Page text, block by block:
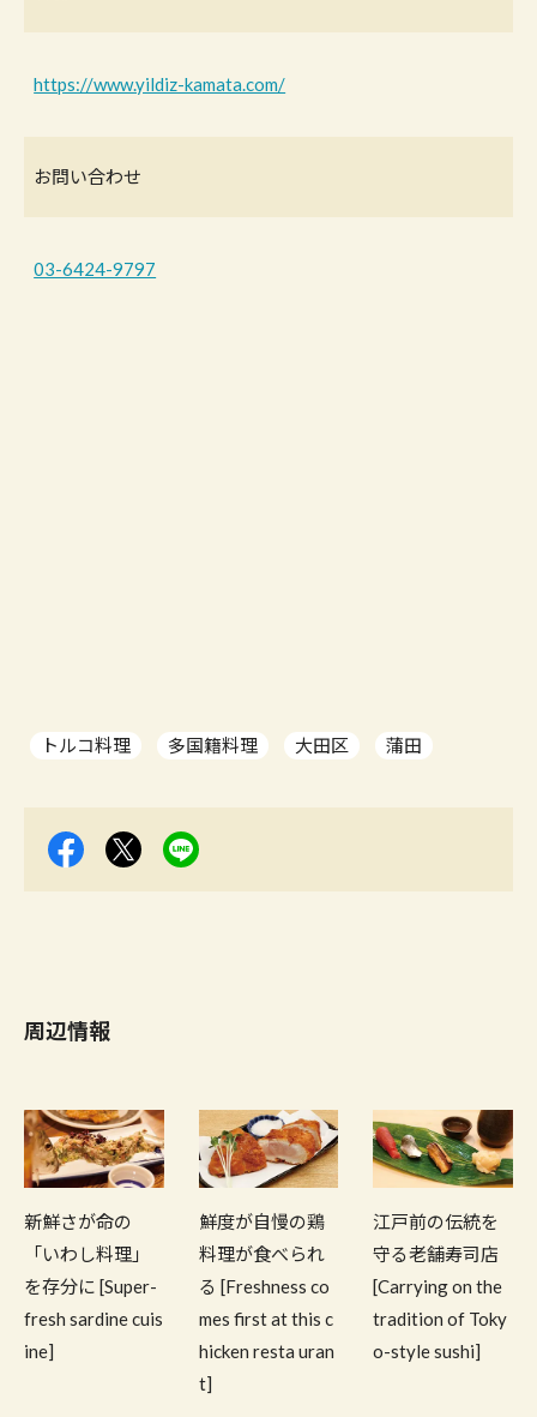
https://www.yildiz-kamata.com/
お問い合わせ
03-6424-9797
トルコ料理 多国籍料理 大田区 蒲田
周辺情報
新鮮さが命の
「いわし料理」
を存分に [Super-
fresh sardine cuis
ine]
鮮度が自慢の鶏
料理が食べられ
る [Freshness co
mes first at this c
hicken resta uran
t]
江戸前の伝統を
守る老舗寿司店
[Carrying on the
tradition of Toky
o-style sushi]